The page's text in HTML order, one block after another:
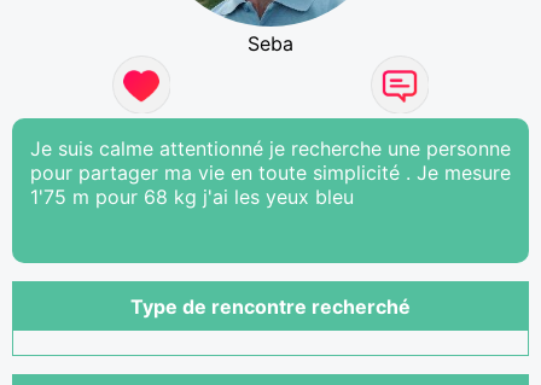
Seba
Je suis calme attentionné je recherche une personne
pour partager ma vie en toute simplicité . Je mesure
1'75 m pour 68 kg j'ai les yeux bleu
Type de rencontre recherché